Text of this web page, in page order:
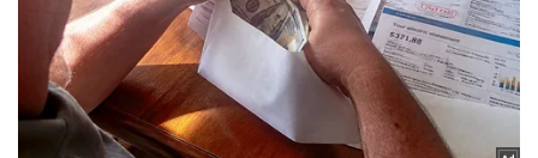
Hậu trường